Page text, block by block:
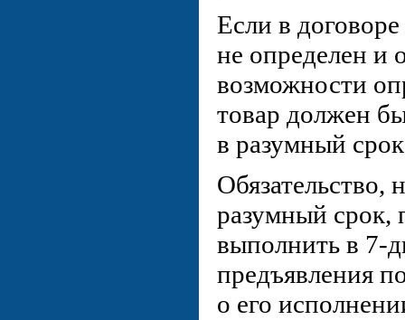
Если в
не определен и
возможности
товар должен
в разумный
Обязательство,
разумный срок,
выполнить в 7-
предъявления
о его